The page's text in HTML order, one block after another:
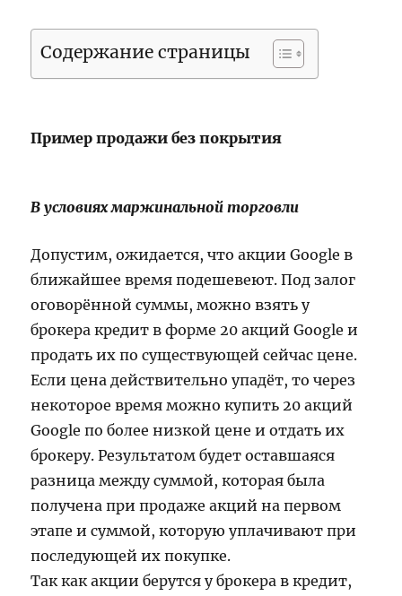
Содержание страницы
Пример продажи без покрытия
В условиях маржинальной торговли
Допустим, ожидается, что акции Google в
ближайшее время подешевеют. Под залог
оговорённой суммы, можно взять у
брокера кредит в форме 20 акций Google и
продать их по существующей сейчас цене.
Если цена действительно упадёт, то через
некоторое время можно купить 20 акций
Google по более низкой цене и отдать их
брокеру. Результатом будет оставшаяся
разница между суммой, которая была
получена при продаже акций на первом
этапе и суммой, которую уплачивают при
последующей их покупке.
Так как акции берутся у брокера в кредит,